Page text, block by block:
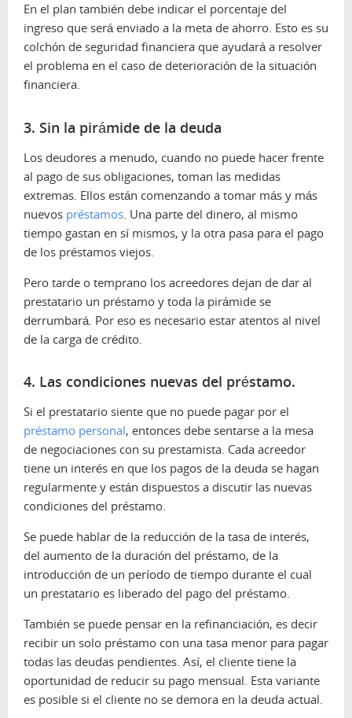
En el plan también debe indicar el porcentaje del
ingreso que será enviado a la meta de ahorro. Esto es su
colchón de seguridad financiera que ayudará a resolver
el problema en el caso de deterioración de la situación
financiera.
3. Sin la pirámide de la deuda
Los deudores a menudo, cuando no puede hacer frente
al pago de sus obligaciones, toman las medidas
extremas. Ellos están comenzando a tomar más y más
nuevos préstamos . Una parte del dinero, al mismo
tiempo gastan en sí mismos, y la otra pasa para el pago
de los préstamos viejos.
Pero tarde o temprano los acreedores dejan de dar al
prestatario un préstamo y toda la pirámide se
derrumbará. Por eso es necesario estar atentos al nivel
de la carga de crédito.
4. Las condiciones nuevas del préstamo.
Si el prestatario siente que no puede pagar por el
préstamo personal, entonces debe sentarse a la mesa
de negociaciones con su prestamista. Cada acreedor
tiene un interés en que los pagos de la deuda se hagan
regularmente y están dispuestos a discutir las nuevas
condiciones del préstamo.
Se puede hablar de la reducción de la tasa de interés,
del aumento de la duración del préstamo, de la
introducción de un período de tiempo durante el cual
un prestatario es liberado del pago del préstamo.
También se puede pensar en la refinanciación, es decir
recibir un solo préstamo con una tasa menor para pagar
todas las deudas pendientes. Así, el cliente tiene la
oportunidad de reducir su pago mensual. Esta variante
es posible si el cliente no se demora en la deuda actual.